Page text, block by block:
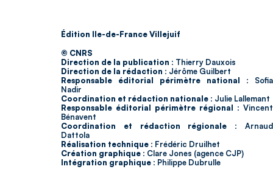
Édition Ile-de-France Villejuif
© CNRS
Direction de la publication : Thierry Dauxois
Direction de la rédaction : Jérôme Guilbert
Responsable éditorial périmètre national : Sofia
Nadir
Coordination et rédaction nationale : Julie Lallemant
Responsable éditorial périmètre régional : Vincent
Bénavent
Coordination et rédaction régionale : Arnaud
Dattola
Réalisation technique : Frédéric Druilhet
Création graphique : Clare Jones (agence CJP)
Intégration graphique : Philippe Dubrulle